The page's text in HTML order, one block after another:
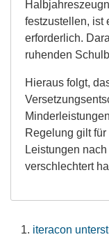
festzustellen, ist
erforderlich.
ruhenden
Hieraus folgt,
Regelung gilt
Leistungen
verschlechtert
iteracon